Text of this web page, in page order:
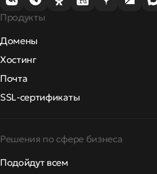
Продукты
Домены
Хостинг
Почта
SSL-сертификаты
Решения по сфере бизнеса
Подойдут всем